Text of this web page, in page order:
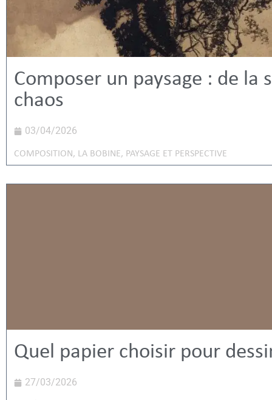
Composer un paysage : de la
chaos
03/04/2026
COMPOSITION, LA BOBINE, PAYSAGE ET PERSPECTIVE
Quel papier choisir pour
27/03/2026